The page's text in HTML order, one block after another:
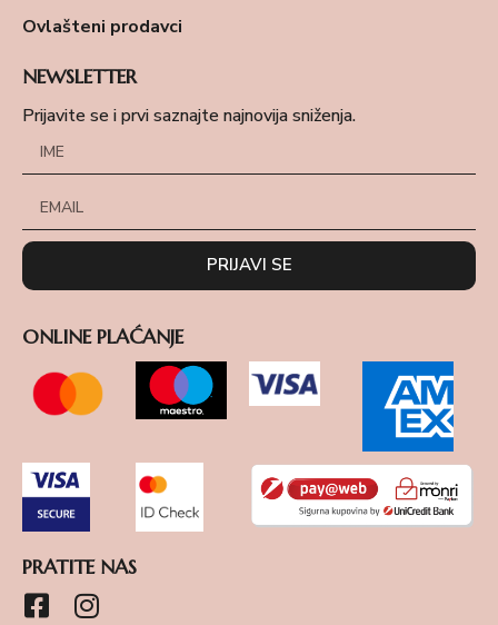
Ovlašteni prodavci
NEWSLETTER
Prijavite se i prvi saznajte najnovija sniženja.
PRIJAVI SE
ONLINE PLAĆANJE
PRATITE NAS